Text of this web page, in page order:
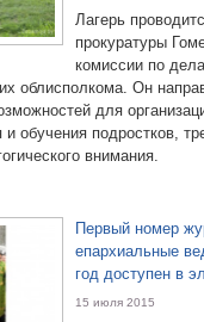
Лагерь
прокуратуры
комиссии по
облисполкома. Он
для
и обучения подростков,
внимания.
Первый номер
епархиальные
год доступен в
15 июля 2015